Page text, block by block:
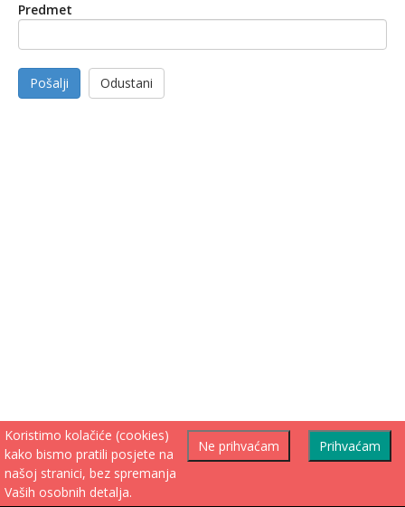
Predmet
Pošalji Odustani
Prihvaćam
Ne prihvaćam
Koristimo kolačiće (cookies)
kako bismo pratili posjete na
našoj stranici, bez spremanja
Vaših osobnih detalja.